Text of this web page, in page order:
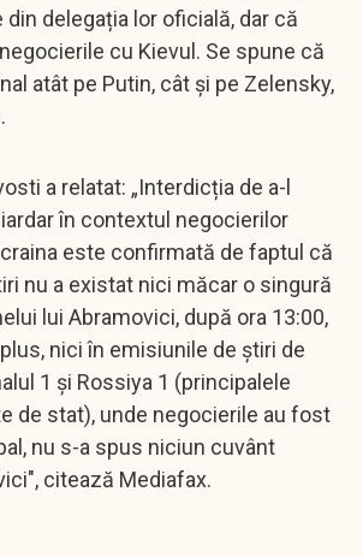
delegația lor oficială, dar că
cu Kievul. Se spune că
atât pe Putin, cât și pe Zelensky,
a relatat: „Interdicția de a-l
în contextul negocierilor
este confirmată de faptul că
nu a existat nici măcar o singură
lui Abramovici, după ora 13:00,
nici în emisiunile de știri de
1 și Rossiya 1 (principalele
de stat), unde negocierile au fost
nu s-a spus niciun cuvânt
citează Mediafax.